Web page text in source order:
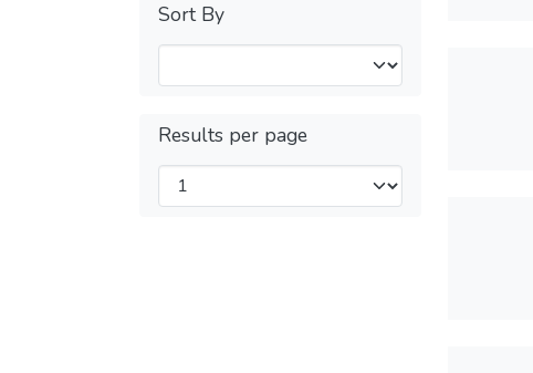
Sort By
Results per page